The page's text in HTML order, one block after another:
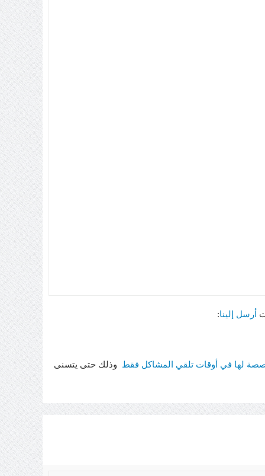
أرسل إلينا:
لها في أوقات تلقي المشاكل فقط وذلك حتى يتسنى